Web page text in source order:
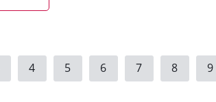
4 5 6 7 8 9